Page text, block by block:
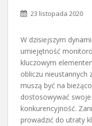
23 listopada 2020
W dzisiejszym
umiejętność
kluczowym
obliczu nieustannych
muszą być na
dostosowywać swoje
konkurencyjność.
prowadzić do utraty